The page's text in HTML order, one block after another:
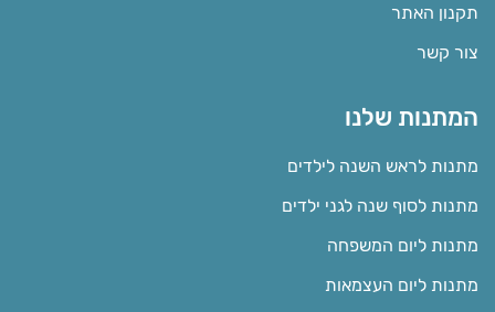
תקנון האתר
צור קשר
המתנות שלנו
מתנות לראש השנה לילדים
מתנות לסוף שנה לגני ילדים
מתנות ליום המשפחה
מתנות ליום העצמאות